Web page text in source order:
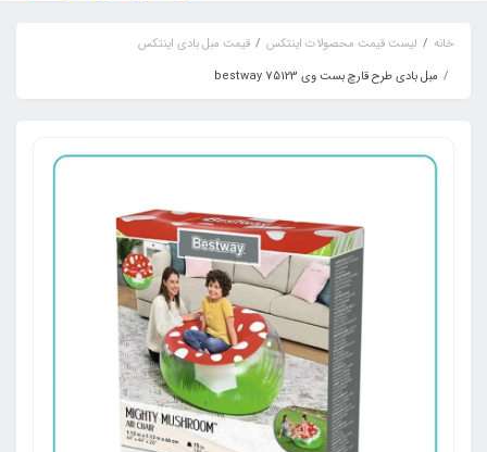
خانه لیست قیمت محصولات اینتکس
قیمت مبل بادی اینتکس
مبل بادی طرح قارچ بست وی bestway 75123